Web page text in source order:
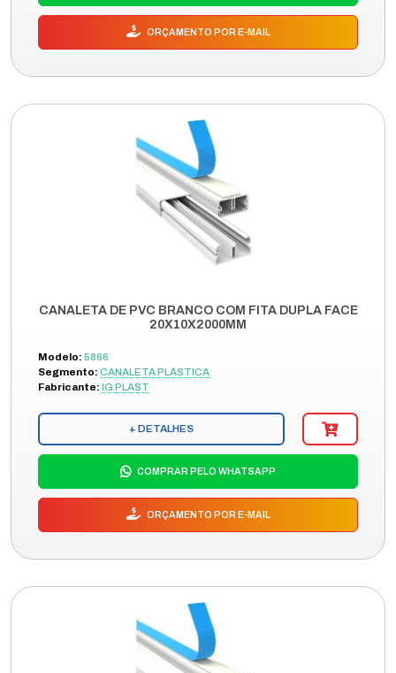
ORÇAMENTO POR E-MAIL
CANALETA DE PVC BRANCO COM FITA DUPLA FACE
20X10X2000MM
Modelo: 5866
Segmento: CANALETA PLÁSTICA
Fabricante: IG PLAST
+ DETALHES
COMPRAR PELO WHATSAPP
ORÇAMENTO POR E-MAIL